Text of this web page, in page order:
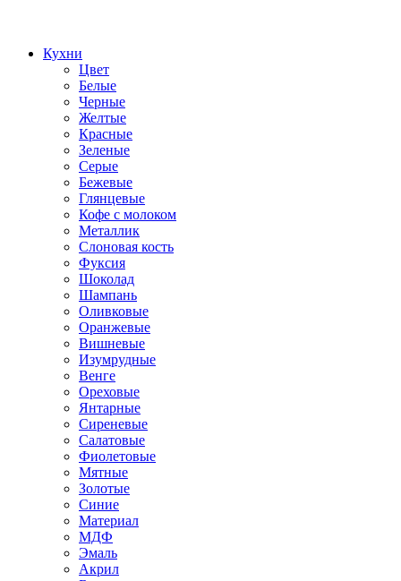
Кухни
Цвет
Белые
Черные
Желтые
Красные
Зеленые
Серые
Бежевые
Глянцевые
Кофе с молоком
Металлик
Слоновая кость
Фуксия
Шоколад
Шампань
Оливковые
Оранжевые
Вишневые
Изумрудные
Венге
Ореховые
Янтарные
Сиреневые
Салатовые
Фиолетовые
Мятные
Золотые
Синие
Материал
МДФ
Эмаль
Акрил